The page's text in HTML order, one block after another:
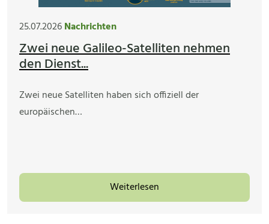
25.07.2026Nachrichten
Zwei neue Galileo-Satelliten nehmen
den Dienst...
Zwei neue Satelliten haben sich offiziell der
europäischen…
Weiterlesen